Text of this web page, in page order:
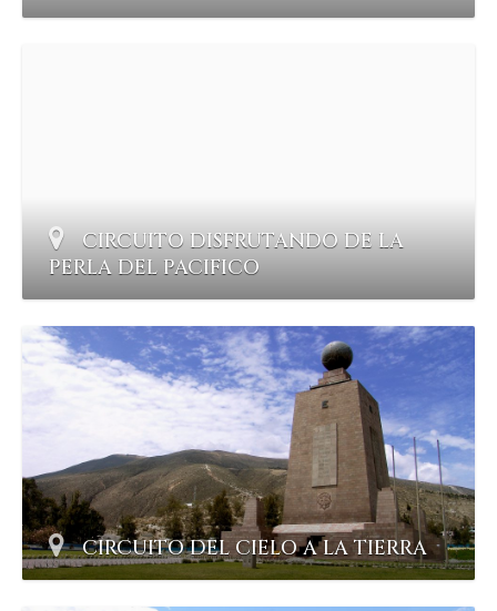
CIRCUITO DISFRUTANDO DE LA
PERLA DEL PACIFICO
CIRCUITO DEL CIELO A LA TIERRA